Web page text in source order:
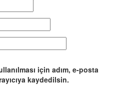
için adım, e-posta
kaydedilsin.